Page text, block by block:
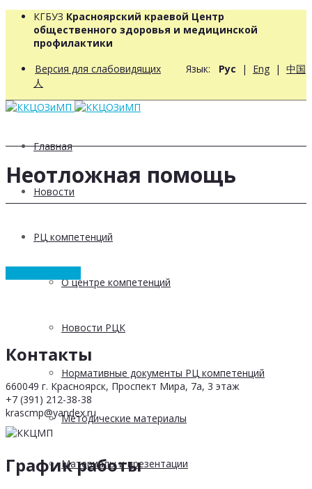
КГБУЗ Красноярский краевой Центр
общественного здоровья и медицинской
профилактики
Версия для слабовидящих Язык: Рус | Eng | 中国
人
Главная
Новости
РЦ компетенций
О центре компетенций
Новости РЦК
Нормативные документы РЦ компетенций
Методические материалы
Материалы и презентации
Неотложная помощь
Контакты
660049 г. Красноярск, Проспект Мира, 7а, 3 этаж
+7 (391) 212-38-38
krascmp@yandex.ru
График работы